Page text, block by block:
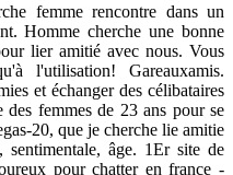
femme rencontre dans un
Homme cherche une bonne
lier amitié avec nous. Vous
l'utilisation! Gareauxamis.
et échanger des célibataires
femmes de 23 ans pour se
20, que je cherche lie amitie
âge. 1Er site de
pour chatter en france -